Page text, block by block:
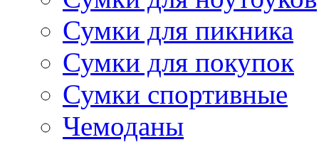
Сумки для пикника
Сумки для покупок
Сумки спортивные
Чемоданы